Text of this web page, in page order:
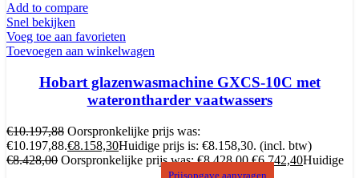
Add to compare
Snel bekijken
Voeg toe aan favorieten
Toevoegen aan winkelwagen
Hobart glazenwasmachine GXCS-10C met
waterontharder vaatwassers
€10.197,88 Oorspronkelijke prijs was:
€10.197,88.€8.158,30Huidige prijs is: €8.158,30. (incl. btw)
€8.428,00 Oorspronkelijke prijs was: €8.428,00.€6.742,40Huidige
Prijsopgave aanvragen